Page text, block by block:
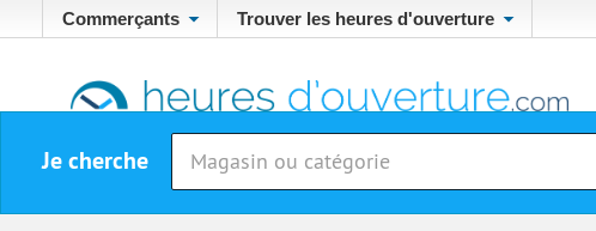
Commerçants Trouver les heures d'ouverture
Je cherche